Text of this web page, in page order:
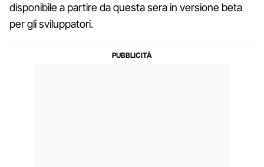
disponibile a partire da questa sera in versione beta
per gli sviluppatori.